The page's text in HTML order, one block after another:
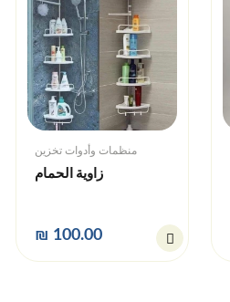
منظمات وأدوات تخزين
زاوية الحمام
₪ 100.00